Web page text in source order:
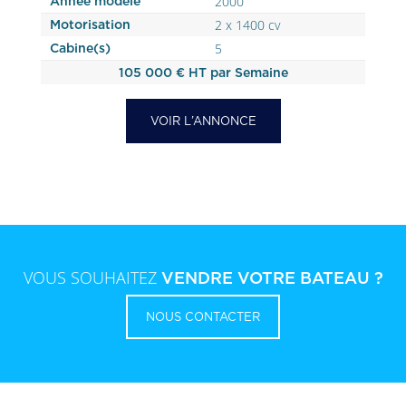
Motorisation 2 x 1400 cv
Cabine(s) 5
105 000 € HT par Semaine
VOIR L’ANNONCE
VOUS SOUHAITEZ VENDRE VOTRE BATEAU ?
NOUS CONTACTER